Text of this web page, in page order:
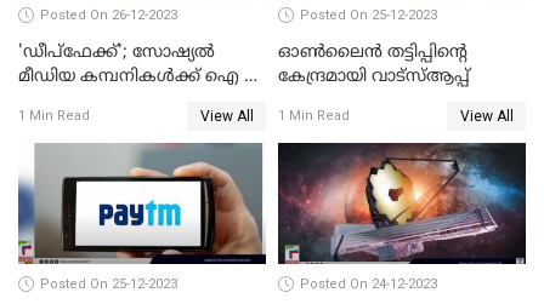
Posted On 26-12-2023
'ഡീപ്‌ഫേക്ക്'; സോഷ്യല്‍
മീഡിയ കമ്പനികള്‍ക്ക് ഐ ടി
നിര്‍ദ്ദേശം
1 Min Read View All
Posted On 25-12-2023
ഓണ്‍ലൈന്‍ തട്ടിപ്പിന്റെ
കേന്ദ്രമായി വാട്സ്ആപ്പ്
1 Min Read View All
Posted On 25-12-2023 Posted On 24-12-2023